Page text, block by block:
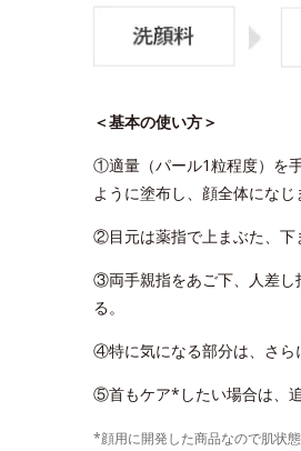
＜基本の使い方＞
①適量（パール1粒程度）を
ように塗布し、顔全体になじ
②目元は薬指で上まぶた、下
③両手親指をあご下、人差し
る。
④特に気になる部分は、さら
⑤首もケア*したい場合は、
*顔用に開発した商品なので肌状